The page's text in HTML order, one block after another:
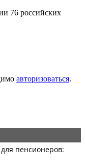
76 российских
авторизоваться.